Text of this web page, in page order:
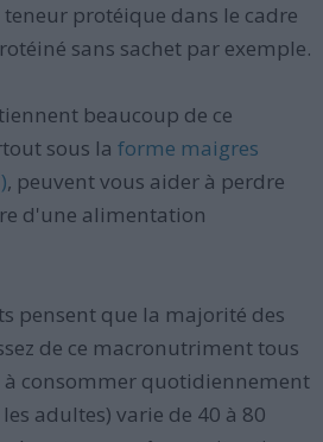
protéique dans le cadre
sans sachet par exemple.
beaucoup de ce
sous la forme maigres
, peuvent vous aider à perdre
d'une alimentation
pensent que la majorité des
de ce macronutriment tous
à consommer quotidiennement
adultes) varie de 40 à 80